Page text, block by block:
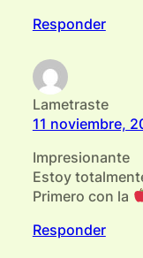
Responder
Lametraste
11 noviembre,
Impresionante
Estoy
Primero con la
Responder